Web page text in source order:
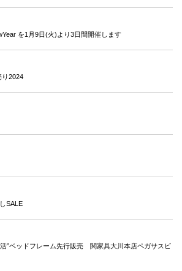
を1月9日(火)より3日間開催します
り2024
SALE
活”ベッドフレーム先行販売 関家具大川本店ペガサスビ